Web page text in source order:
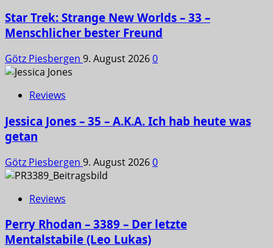
Star Trek: Strange New Worlds – 33 –
Menschlicher bester Freund
Götz Piesbergen 9. August 20260
Reviews
Jessica Jones – 35 – A.K.A. Ich hab heute was
getan
Götz Piesbergen 9. August 20260
Reviews
Perry Rhodan – 3389 – Der letzte
Mentalstabile (Leo Lukas)